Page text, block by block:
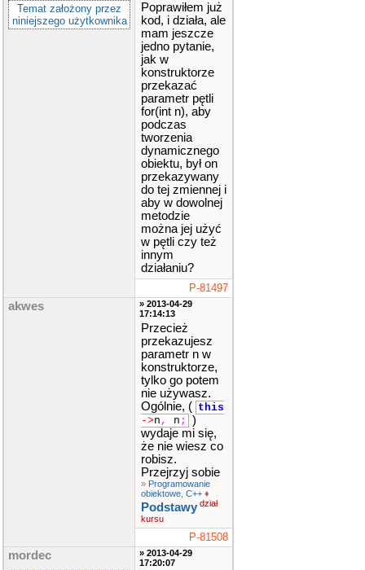
Temat założony przez
niniejszego użytkownika
Poprawiłem już
kod, i działa, ale
mam jeszcze
jedno pytanie,
jak w
konstruktorze
przekazać
parametr pętli
for(int n), aby
podczas
tworzenia
dynamicznego
obiektu, był on
przekazywany
do tej zmiennej i
aby w dowolnej
metodzie
można jej użyć
w pętli czy też
innym
działaniu?
P-81497
akwes
» 2013-04-29
17:14:13
Przecież
przekazujesz
parametr n w
konstruktorze,
tylko go potem
nie używasz.
Ogólnie, ( this
->n , n ;
)
wydaje mi się,
że nie wiesz co
robisz.
Przejrzyj sobie
» Programowanie
obiektowe, C++ ♦
Podstawy dział
kursu
P-81508
mordec
» 2013-04-29
17:20:07